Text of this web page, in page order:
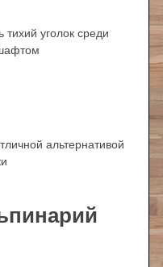
уголок среди
альтернативой